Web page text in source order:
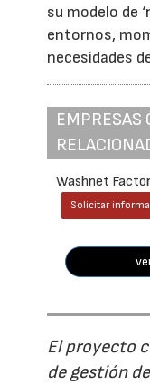
su modelo de
entornos,
necesidades
EMPRESAS
Washnet
Solicitar
El proyecto
de gestión